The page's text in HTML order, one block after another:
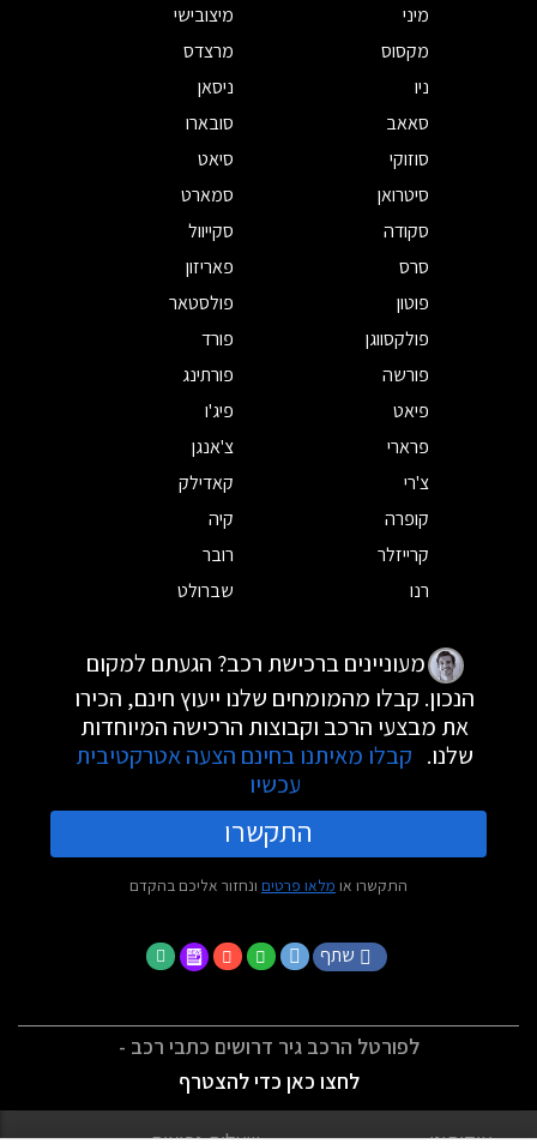
מיני
מיצובישי
מקסוס
מרצדס
ניו
ניסאן
סאאב
סובארו
סוזוקי
סיאט
סיטרואן
סמארט
סקודה
סקייוול
סרס
פאריזון
פוטון
פולסטאר
פולקסווגן
פורד
פורשה
פורתינג
פיאט
פיג'ו
פרארי
צ'אנגן
צ'רי
קאדילק
קופרה
קיה
קרייזלר
רובר
רנו
שברולט
מעוניינים ברכישת רכב? הגעתם למקום
הנכון. קבלו מהמומחים שלנו ייעוץ חינם, הכירו
את מבצעי הרכב וקבוצות הרכישה המיוחדות
שלנו. קבלו מאיתנו בחינם הצעה אטרקטיבית
עכשיו
התקשרו
התקשרו או מלאו פרטים ונחזור אליכם בהקדם
שתף
לפורטל הרכב גיר דרושים כתבי רכב -
לחצו כאן כדי להצטרף